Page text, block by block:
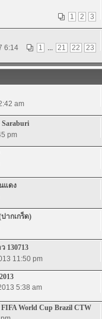
1
2 3
1
... 21 22 23
6:14
am
Saraburi
pm
แดง
ากเกร็ด)
130713
11:50 pm
5:38 am
FIFA World Cup Brazil CTW